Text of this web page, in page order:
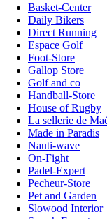
Basket-Center
Daily Bikers
Direct Running
Espace Golf
Foot-Store
Gallop Store
Golf and co
Handball-Store
House of Rugby
La sellerie de
Made in Paradis
Nauti-wave
On-Fight
Padel-Expert
Pecheur-Store
Pet and Garden
Slowood Interior